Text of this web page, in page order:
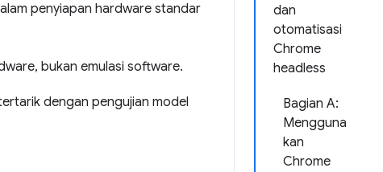
dan
otomatisasi
Chrome
headless
Bagian A:
Mengguna
kan
Chrome
penyiapan hardware standar
bukan emulasi software.
dengan pengujian model